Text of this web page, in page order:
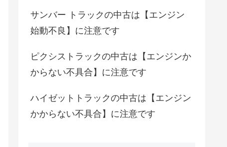
サンバー トラックの中古は【エンジン
始動不良】に注意です
ピクシストラックの中古は【エンジンか
からない不具合】に注意です
ハイゼットトラックの中古は【エンジン
かからない不具合】に注意です